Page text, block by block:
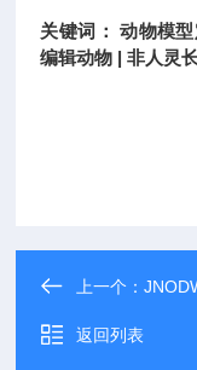
关键词： 动物模
编辑动物 | 非人灵
上一个：
返回列表